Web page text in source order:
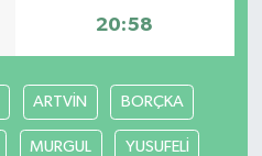
20:58
ARTVİN BORÇKA
MURGUL YUSUFELİ